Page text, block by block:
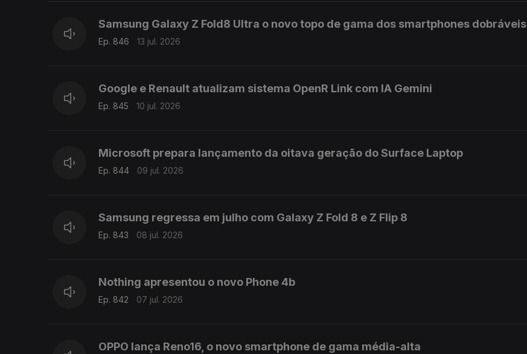
Samsung Galaxy Z Fold8 Ultra o novo topo de gama dos smartphones dobráveis
Ep. 846 13 jul. 2026
Google e Renault atualizam sistema OpenR Link com IA Gemini
Ep. 845 10 jul. 2026
Microsoft prepara lançamento da oitava geração do Surface Laptop
Ep. 844 09 jul. 2026
Samsung regressa em julho com Galaxy Z Fold 8 e Z Flip 8
Ep. 843 08 jul. 2026
Nothing apresentou o novo Phone 4b
Ep. 842 07 jul. 2026
OPPO lança Reno16, o novo smartphone de gama média-alta